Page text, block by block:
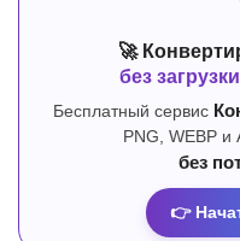
🚀
без
Бесплатный сервис
PNG, WEBP
без
👉